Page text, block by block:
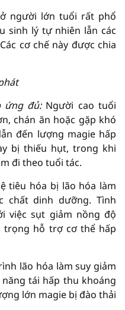
người lớn tuổi rất phổ
sinh lý tự nhiên lẫn các
cơ chế này được chia
ứng đủ:Người cao tuổi
chán ăn hoặc gặp khó
đến lượng magie hấp
bị thiếu hụt, trong khi
đi theo tuổi tác.
tiêu hóa bị lão hóa làm
chất dinh dưỡng. Tình
việc sụt giảm nồng độ
trọng hỗ trợ cơ thể hấp
lão hóa làm suy giảm
tái hấp thu khoáng
lớn magie bị đào thải